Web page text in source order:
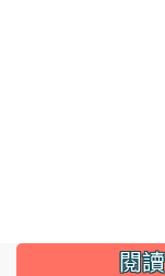
::: 閱